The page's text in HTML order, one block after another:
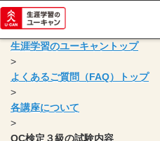
生涯学習のユーキャントップ
>
よくあるご質問（FAQ）トップ
>
各講座について
>
QC検定３級の試験内容